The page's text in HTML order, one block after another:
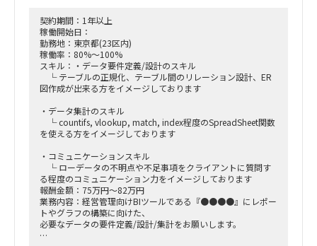
契約期間：1年以上
稼働開始日：
勤務地：東京都(23区内)
稼働率：80%～100%
スキル：・データ要件定義/設計のスキル
└ テーブルの正規化、テーブル間のリレーション設計、ER
図作成が出来る方をイメージしております
・データ集計のスキル
└ countifs, vlookup, match, index程度のSpreadSheet関数
を使える方をイメージしております
・コミュニケーションスキル
└ ローデータの不明点や不足事項をクライアントに質問す
る程度のコミュニケーション力をイメージしております
報酬金額：75万円～82万円
業務内容：経営管理向けBIツールである『●●●●』にレポー
トやグラフの構築に向けた、
必要なデータの要件定義/設計/集計をお願いします。